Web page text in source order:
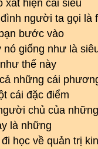
xất hiện cái siêu
người ta gọi là
bước vào
nó giống như là
thế này
những cái
cái đặc điểm
chủ của
là những
học về quản trị